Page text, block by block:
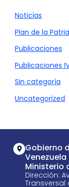
Noticias
Plan de la Patria
Publicaciones
Publicaciones
Sin categoría
Uncategorized
Gobierno
Venezuela
Ministerio
Dirección:
Transversal